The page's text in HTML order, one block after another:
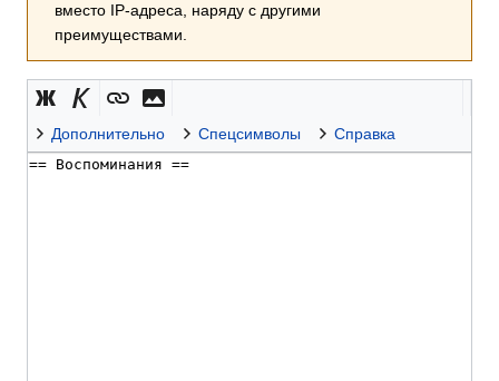
вместо IP-адреса, наряду с другими
преимуществами.
Дополнительно Спецсимволы Справка